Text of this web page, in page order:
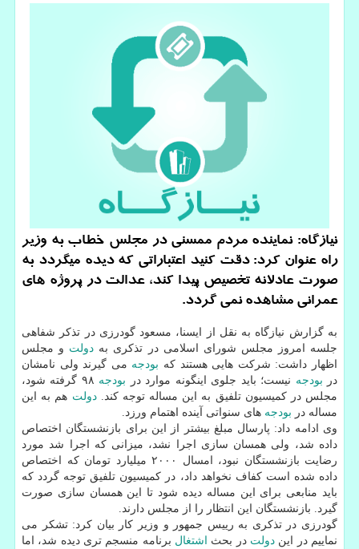
نیازگاه: نماینده مردم ممسنی در مجلس خطاب به وزیر
راه عنوان كرد: دقت كنید اعتباراتی كه دیده میگردد به
صورت عادلانه تخصیص پیدا كند، عدالت در پروژه های
عمرانی مشاهده نمی گردد.
به گزارش نیازگاه به نقل از ایسنا، مسعود گودرزی در تذكر شفاهی
جلسه امروز مجلس شورای اسلامی در تذكری به دولت و مجلس
اظهار داشت: شركت هایی هستند كه بودجه می گیرند ولی نامشان
در بودجه نیست؛ باید جلوی اینگونه موارد در بودجه
۹۸ گرفته شود،
مجلس در كمیسیون تلفیق به این مساله توجه كند.دولت هم به این
مساله در بودجه های سنواتی آینده اهتمام ورزد.
وی ادامه داد: پارسال مبلغ بیشتر از این برای بازنشستگان اختصاص
داده شد، ولی همسان سازی اجرا نشد، میزانی كه اجرا شد مورد
رضایت بازنشستگان نبود، امسال ۲۰۰۰ میلیارد تومان كه اختصاص
داده شده است كفاف نخواهد داد، در كمیسیون تلفیق توجه گردد كه
باید منابعی برای این مساله دیده شود تا این همسان سازی صورت
گیرد. بازنشستگان این انتظار را از مجلس دارند.
گودرزی در تذكری به رییس جمهور و وزیر كار بیان كرد: تشكر می
نماییم در این دولت در بحث اشتغال برنامه منسجم تری دیده شد، اما